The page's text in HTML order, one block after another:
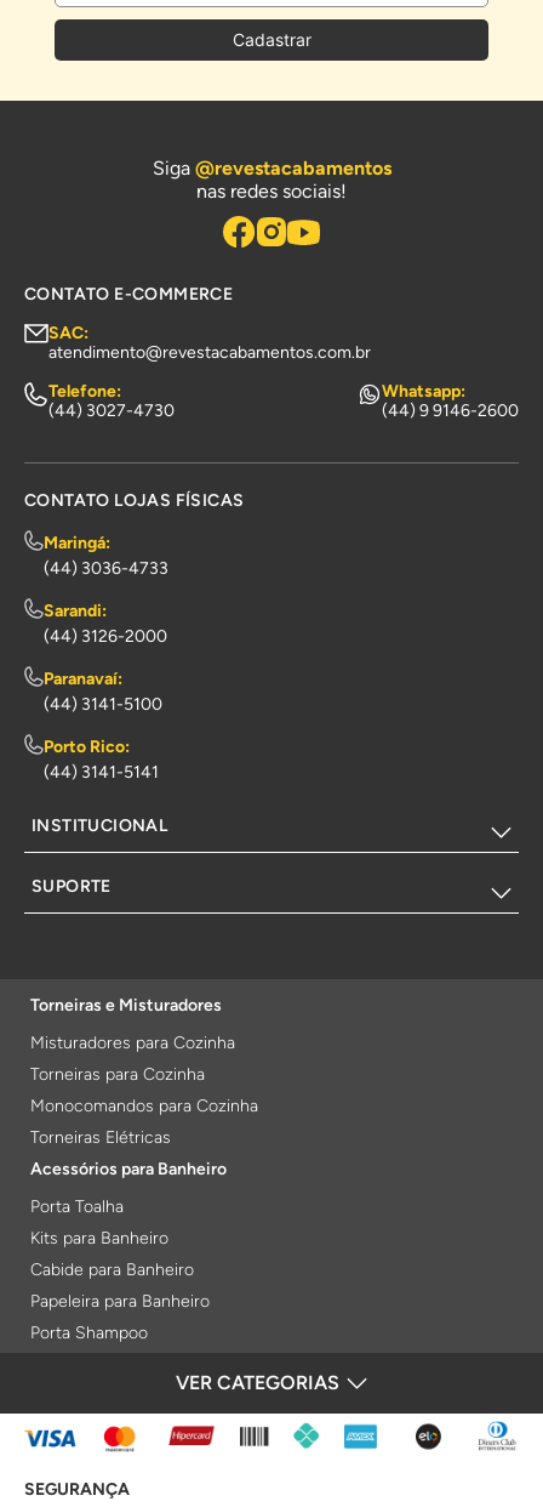
Cadastrar
Siga @revestacabamentos
nas redes sociais!
CONTATO E-COMMERCE
SAC:
atendimento@revestacabamentos.com.br
Telefone:
(44) 3027-4730
Whatsapp:
(44) 9 9146-2600
CONTATO LOJAS FÍSICAS
Maringá:
(44) 3036-4733
Sarandi:
(44) 3126-2000
Paranavaí:
(44) 3141-5100
Porto Rico:
(44) 3141-5141
INSTITUCIONAL
SUPORTE
Torneiras e Misturadores
Misturadores para Cozinha
Torneiras para Cozinha
Monocomandos para Cozinha
Torneiras Elétricas
Acessórios para Banheiro
Porta Toalha
Kits para Banheiro
Cabide para Banheiro
Papeleira para Banheiro
Porta Shampoo
Porta Toalha Aquecido
Gabinetes para Banheiro
Lixeiras
VER CATEGORIAS
FORMAS DE PAGAMENTO
SEGURANÇA